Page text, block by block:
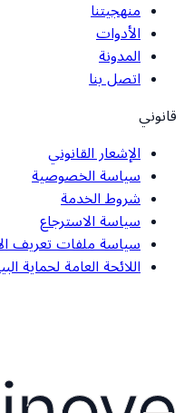
منهجيتنا
الأدوات
المدونة
اتصل بنا
قانوني
الإشعار القانوني
سياسة الخصوصية
شروط الخدمة
سياسة الاسترجاع
سياسة ملفات تعريف
اللائحة العامة لحماية